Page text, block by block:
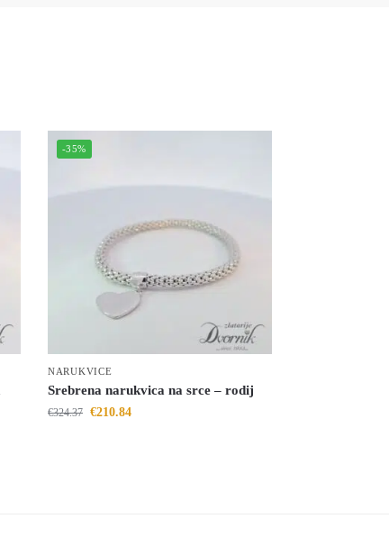
-35%
NARUKVICE
Srebrena narukvica na srce – rodij
€324.37 €210.84